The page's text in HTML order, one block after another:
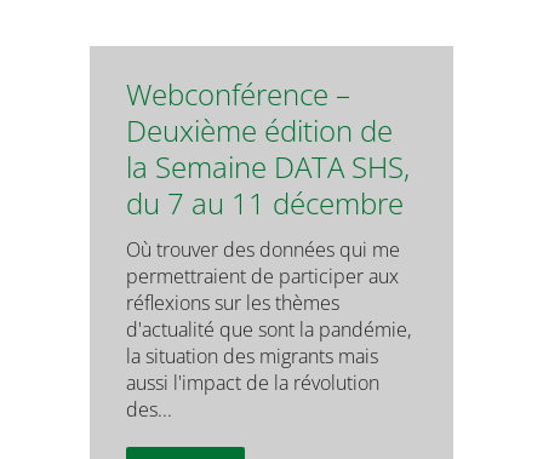
Webconférence –
Deuxième édition de
la Semaine DATA SHS,
du 7 au 11 décembre
Où trouver des données qui me
permettraient de participer aux
réflexions sur les thèmes
d'actualité que sont la pandémie,
la situation des migrants mais
aussi l'impact de la révolution
des...